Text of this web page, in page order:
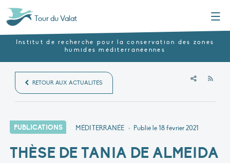
Tour du Valat
Institut de recherche pour la conservation des zones
humides méditerranéennes
RETOUR AUX ACTUALITÉS
PUBLICATIONS MÉDITERRANÉE • Publié le18 février 2021
THÈSE DE TANIA DE ALMEIDA